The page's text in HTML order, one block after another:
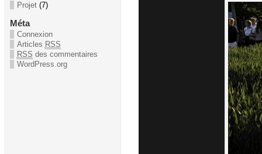
Projet(7)
Méta
Connexion
Articles RSS
RSS des commentaires
WordPress.org